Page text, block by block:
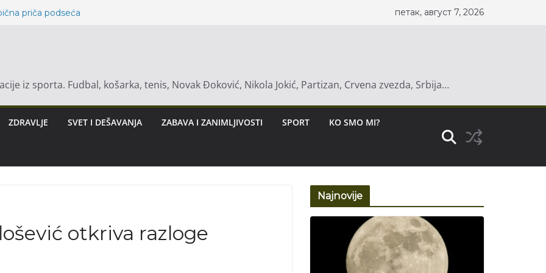
priča podseća
Ključna Nakon
Vangi, najviše
otkriva
петак, август 7, 2026
iz sporta. Fudbal, košarka, tenis, Novak Đoković, Nikola Jokić, Partizan, Crvena zvezda, Srbija…
ZDRAVLJE SVET I DEŠAVANJA ZABAVA I ZANIMLJIVOSTI SPORT KO SMO MI?
otkriva razloge
Najnovije